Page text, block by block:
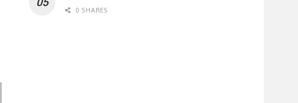
0 SHARES